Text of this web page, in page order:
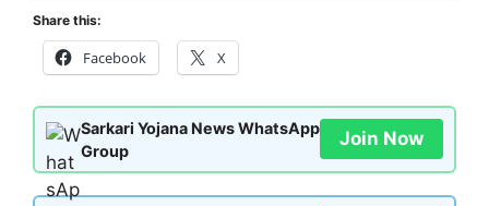
Share this:
Facebook X
Sarkari Yojana News WhatsApp
Group
Join Now